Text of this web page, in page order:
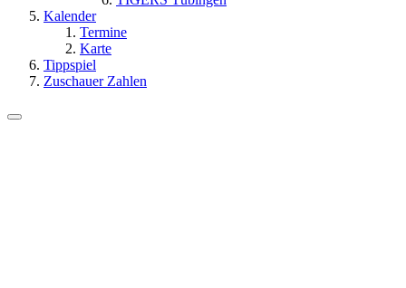
Kalender
Termine
Karte
Tippspiel
Zuschauer Zahlen